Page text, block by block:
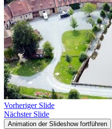
Vorheriger Slide
Nächster Slide
Animation der Slideshow fortführen